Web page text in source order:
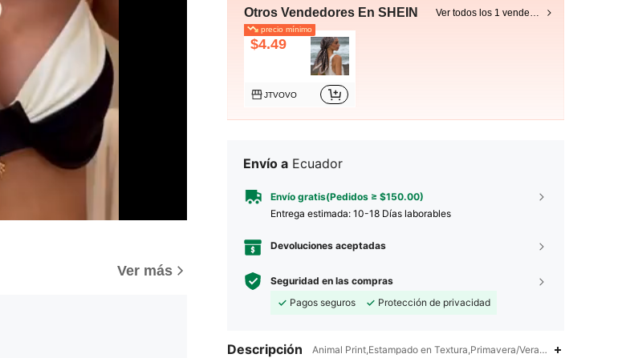
Ver más
Otros Vendedores En SHEIN Ver todos los 1 vendedores
precio mínimo
$4.49
JTVOVO
Envío a Ecuador
Envío gratis(Pedidos ≥ $150.00)
Entrega estimada: 10-18 Días laborables
Devoluciones aceptadas
Seguridad en las compras
Pagos seguros
Protección de privacidad
Descripción Animal Print,Estampado en Textura,Primavera/Verano